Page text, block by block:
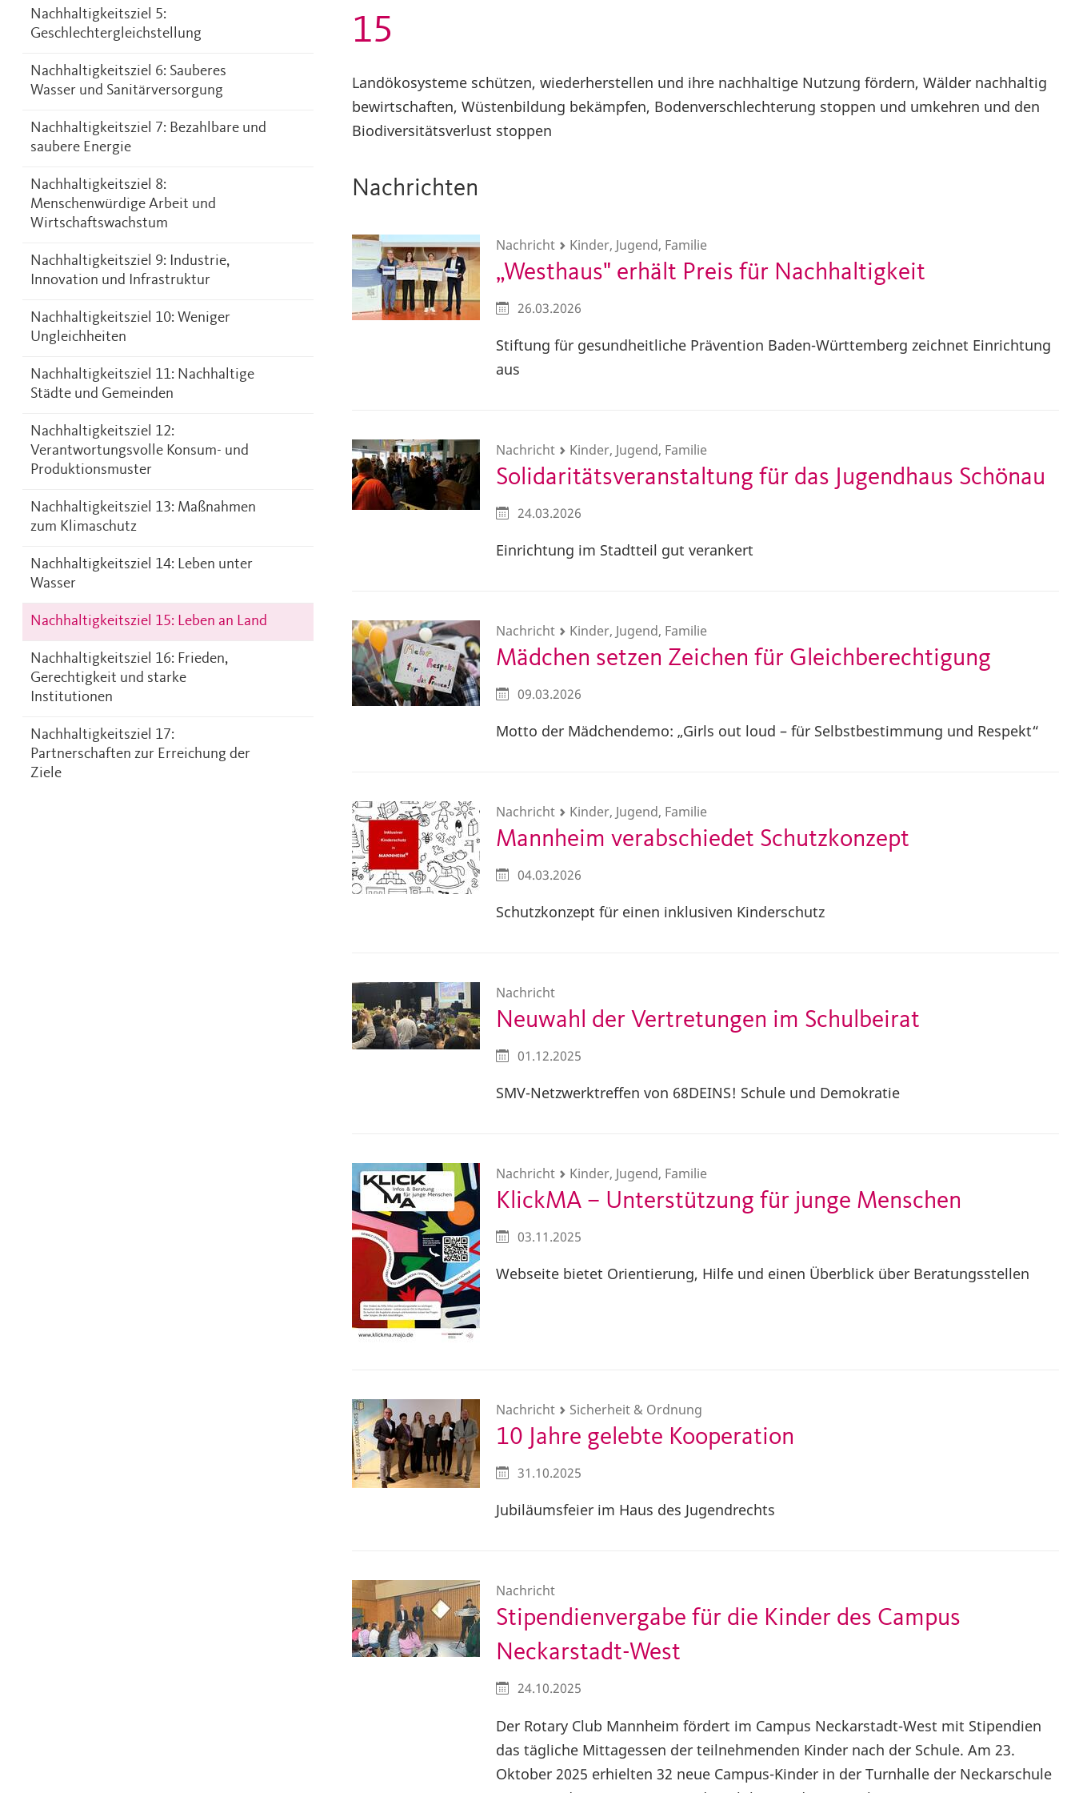
Nachhaltigkeitsziel 5:
Geschlechtergleichstellung
Nachhaltigkeitsziel 6: Sauberes
Wasser und Sanitärversorgung
Nachhaltigkeitsziel 7: Bezahlbare und
saubere Energie
Nachhaltigkeitsziel 8:
Menschenwürdige Arbeit und
Wirtschaftswachstum
Nachhaltigkeitsziel 9: Industrie,
Innovation und Infrastruktur
Nachhaltigkeitsziel 10: Weniger
Ungleichheiten
Nachhaltigkeitsziel 11: Nachhaltige
Städte und Gemeinden
Nachhaltigkeitsziel 12:
Verantwortungsvolle Konsum- und
Produktionsmuster
Nachhaltigkeitsziel 13: Maßnahmen
zum Klimaschutz
Nachhaltigkeitsziel 14: Leben unter
Wasser
Nachhaltigkeitsziel 15: Leben an Land
Nachhaltigkeitsziel 16: Frieden,
Gerechtigkeit und starke
Institutionen
Nachhaltigkeitsziel 17:
Partnerschaften zur Erreichung der
Ziele
15
Landökosysteme schützen, wiederherstellen und ihre nachhaltige Nutzung fördern, Wälder nachhaltig
bewirtschaften, Wüstenbildung bekämpfen, Bodenverschlechterung stoppen und umkehren und den
Biodiversitätsverlust stoppen
Nachrichten
Nachricht Kinder, Jugend, Familie
„Westhaus" erhält Preis für Nachhaltigkeit
26.03.2026
Stiftung für gesundheitliche Prävention Baden-Württemberg zeichnet Einrichtung
aus
Nachricht Kinder, Jugend, Familie
Solidaritätsveranstaltung für das Jugendhaus Schönau
24.03.2026
Einrichtung im Stadtteil gut verankert
Nachricht Kinder, Jugend, Familie
Mädchen setzen Zeichen für Gleichberechtigung
09.03.2026
Motto der Mädchendemo: „Girls out loud – für Selbstbestimmung und Respekt“
Nachricht Kinder, Jugend, Familie
Mannheim verabschiedet Schutzkonzept
04.03.2026
Schutzkonzept für einen inklusiven Kinderschutz
Nachricht
Neuwahl der Vertretungen im Schulbeirat
01.12.2025
SMV-Netzwerktreffen von 68DEINS! Schule und Demokratie
Nachricht Kinder, Jugend, Familie
KlickMA – Unterstützung für junge Menschen
03.11.2025
Webseite bietet Orientierung, Hilfe und einen Überblick über Beratungsstellen
Nachricht Sicherheit & Ordnung
10 Jahre gelebte Kooperation
31.10.2025
Jubiläumsfeier im Haus des Jugendrechts
Nachricht
Stipendienvergabe für die Kinder des Campus
Neckarstadt-West
24.10.2025
Der Rotary Club Mannheim fördert im Campus Neckarstadt-West mit Stipendien
das tägliche Mittagessen der teilnehmenden Kinder nach der Schule. Am 23.
Oktober 2025 erhielten 32 neue Campus-Kinder in der Turnhalle der Neckarschule